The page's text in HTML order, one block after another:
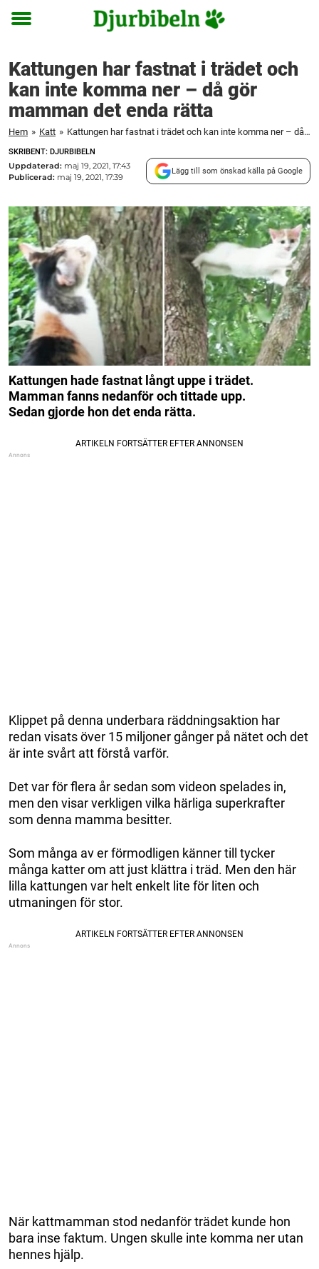
Toggle
Kattungen har fastnat i trädet och
kan inte komma ner – då gör
mamman det enda rätta
Hem » Katt » Kattungen har fastnat i trädet och kan inte komma ner – då gör mamman det enda rätta
SKRIBENT: DJURBIBELN
Uppdaterad: maj 19, 2021, 17:43
Publicerad: maj 19, 2021, 17:39
Lägg till som önskad källa på Google
Kattungen hade fastnat långt uppe i trädet.
Mamman fanns nedanför och tittade upp.
Sedan gjorde hon det enda rätta.
Klippet på denna underbara räddningsaktion har
redan visats över 15 miljoner gånger på nätet och det
är inte svårt att förstå varför.
Det var för flera år sedan som videon spelades in,
men den visar verkligen vilka härliga superkrafter
som denna mamma besitter.
Som många av er förmodligen känner till tycker
många katter om att just klättra i träd. Men den här
lilla kattungen var helt enkelt lite för liten och
utmaningen för stor.
När kattmamman stod nedanför trädet kunde hon
bara inse faktum. Ungen skulle inte komma ner utan
hennes hjälp.